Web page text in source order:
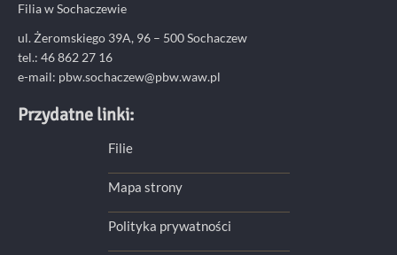
Filia w Sochaczewie
ul. Żeromskiego 39A, 96 – 500 Sochaczew
tel.: 46 862 27 16
e-mail: pbw.sochaczew@pbw.waw.pl
Przydatne linki:
Filie
Mapa strony
Polityka prywatności